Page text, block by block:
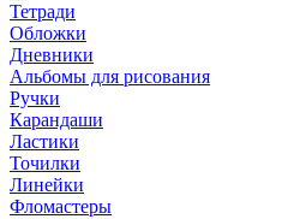
Тетради
Обложки
Дневники
Альбомы для рисования
Ручки
Карандаши
Ластики
Точилки
Линейки
Фломастеры